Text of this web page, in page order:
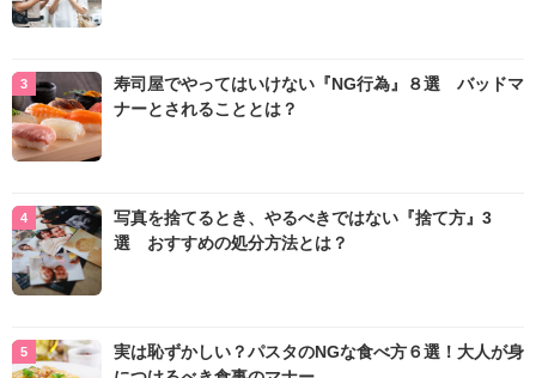
寿司屋でやってはいけない『NG行為』８選 バッドマ
ナーとされることとは？
写真を捨てるとき、やるべきではない『捨て方』3
選 おすすめの処分方法とは？
実は恥ずかしい？パスタのNGな食べ方６選！大人が身